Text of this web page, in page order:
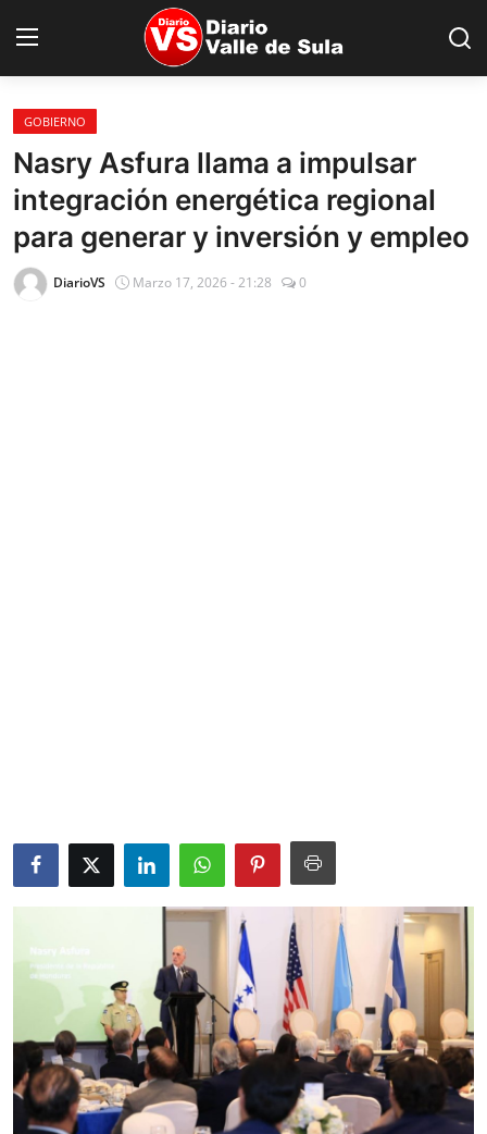
Inicio
Nacionales
Internacionales
Sucesos
GOBIERNO
Nasry Asfura llama a impulsar
integración energética regional
para generar y inversión y empleo
DiarioVS Marzo 17, 2026 - 21:28 0